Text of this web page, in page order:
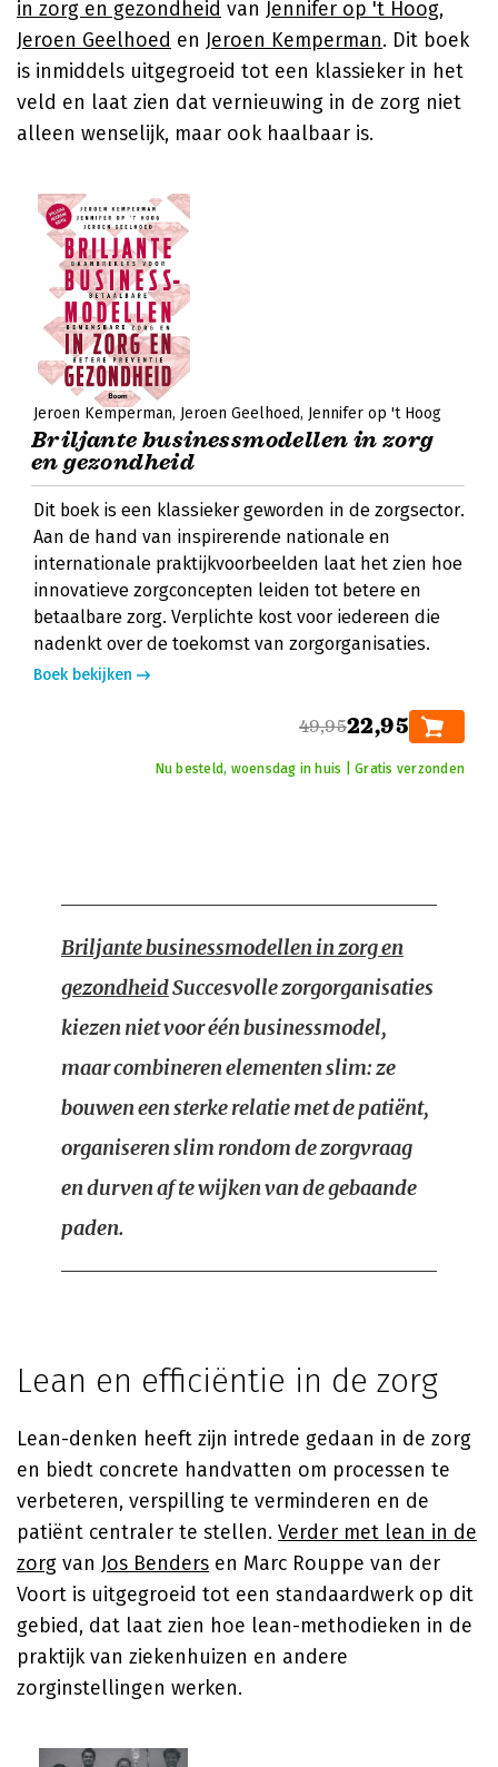
in zorg en gezondheid van Jennifer op 't Hoog,
Jeroen Geelhoed en Jeroen Kemperman. Dit boek
is inmiddels uitgegroeid tot een klassieker in het
veld en laat zien dat vernieuwing in de zorg niet
alleen wenselijk, maar ook haalbaar is.
Jeroen Kemperman Jeroen Geelhoed Jennifer op 't Hoog
Briljante businessmodellen in zorg
en gezondheid
Dit boek is een klassieker geworden in de zorgsector.
Aan de hand van inspirerende nationale en
internationale praktijkvoorbeelden laat het zien hoe
innovatieve zorgconcepten leiden tot betere en
betaalbare zorg. Verplichte kost voor iedereen die
nadenkt over de toekomst van zorgorganisaties.
Boek bekijken
49,9522,95
Nu besteld, woensdag in huis | Gratis verzonden
Briljante businessmodellen in zorg en
gezondheidSuccesvolle zorgorganisaties
kiezen niet voor één businessmodel,
maar combineren elementen slim: ze
bouwen een sterke relatie met de patiënt,
organiseren slim rondom de zorgvraag
en durven af te wijken van de gebaande
paden.
Lean en efficiëntie in de zorg
Lean-denken heeft zijn intrede gedaan in de zorg
en biedt concrete handvatten om processen te
verbeteren, verspilling te verminderen en de
patiënt centraler te stellen. Verder met lean in de
zorg van Jos Benders en Marc Rouppe van der
Voort is uitgegroeid tot een standaardwerk op dit
gebied, dat laat zien hoe lean-methodieken in de
praktijk van ziekenhuizen en andere
zorginstellingen werken.